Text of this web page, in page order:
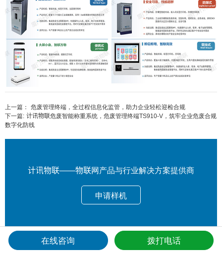
上一篇： 危废管理终端，全过程信息化监管，助力企业轻松迎检合规
下一篇: 计讯物联危废智能称重系统，危废管理终端TS910-V，筑牢企业危废合规
数字化防线
计讯物联——物联网产品与行业解决方案提供商
申请样机
相关产品 Relevant Products
在线咨询 拨打电话